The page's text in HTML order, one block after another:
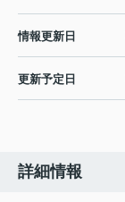
情報更新日
更新予定日
詳細情報